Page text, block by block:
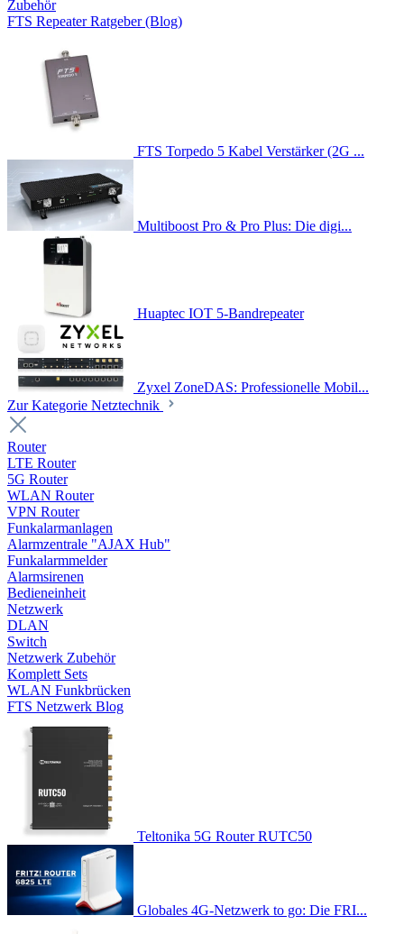
Zubehör
FTS Repeater Ratgeber (Blog)
FTS Torpedo 5 Kabel Verstärker (2G ...
Multiboost Pro & Pro Plus: Die digi...
Huaptec IOT 5-Bandrepeater
Zyxel ZoneDAS: Professionelle Mobil...
Zur Kategorie Netztechnik
Router
LTE Router
5G Router
WLAN Router
VPN Router
Funkalarmanlagen
Alarmzentrale "AJAX Hub"
Funkalarmmelder
Alarmsirenen
Bedieneinheit
Netzwerk
DLAN
Switch
Netzwerk Zubehör
Komplett Sets
WLAN Funkbrücken
FTS Netzwerk Blog
Teltonika 5G Router RUTC50
Globales 4G-Netzwerk to go: Die FRI...